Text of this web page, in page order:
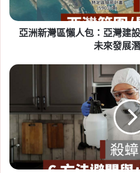
項,租屋糾紛,租屋補助,租屋補
資格
2026-07-20
新竹人注意！竹科旁
戶社宅，「金城安居
2029 年完工
包：
亞
範
邊
景
建
案、
未
亞洲新灣區懶人包：亞灣建
未來發展
【殺
蟑
方
推
薦】
除